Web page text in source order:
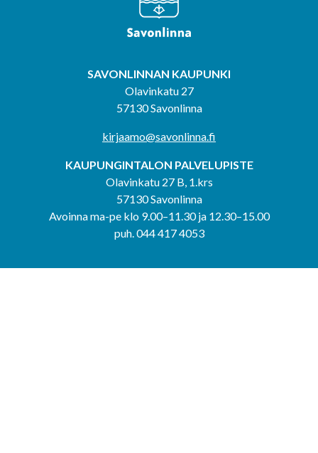
SAVONLINNAN KAUPUNKI
Olavinkatu 27
57130 Savonlinna
kirjaamo@savonlinna.fi
KAUPUNGINTALON PALVELUPISTE
Olavinkatu 27 B, 1.krs
57130 Savonlinna
Avoinna ma-pe klo 9.00–11.30 ja 12.30–15.00
puh. 044 417 4053